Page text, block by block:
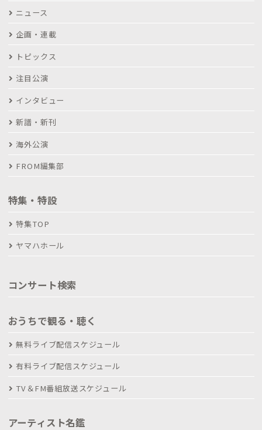
ニュース
企画・連載
トピックス
注目公演
インタビュー
新譜・新刊
海外公演
FROM編集部
特集・特設
特集TOP
ヤマハホール
コンサート検索
おうちで観る・聴く
無料ライブ配信スケジュール
有料ライブ配信スケジュール
TV＆FM番組放送スケジュール
アーティスト名鑑